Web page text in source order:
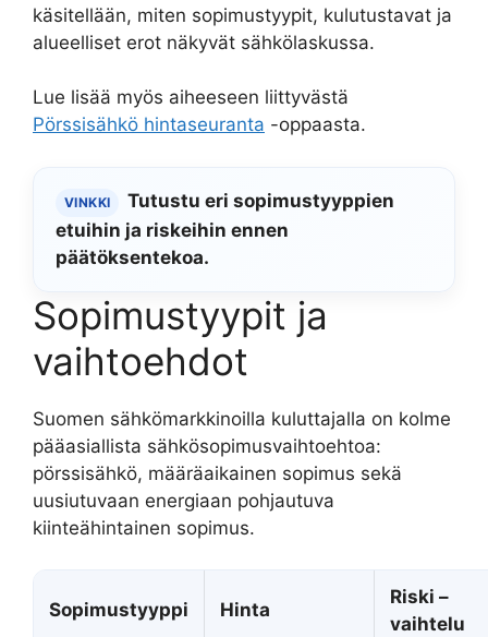
käsitellään, miten sopimustyypit, kulutustavat ja
alueelliset erot näkyvät sähkölaskussa.
Lue lisää myös aiheeseen liittyvästä
Pörssisähkö hintaseuranta -oppaasta.
VINKKI
Tutustu eri sopimustyyppien
etuihin ja riskeihin ennen
päätöksentekoa.
Sopimustyypit ja
vaihtoehdot
Suomen sähkömarkkinoilla kuluttajalla on kolme
pääasiallista sähkösopimusvaihtoehtoa:
pörssisähkö, määräaikainen sopimus sekä
uusiutuvaan energiaan pohjautuva
kiinteähintainen sopimus.
Sopimustyyppi Hinta
Riski –
vaihtelu